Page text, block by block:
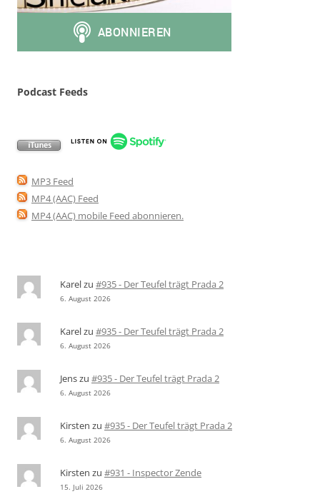
Podcast Feeds
MP3 Feed
MP4 (AAC) Feed
MP4 (AAC) mobile Feed abonnieren.
Karelzu #935 - Der Teufel trägt Prada 2
6. August 2026
Karelzu #935 - Der Teufel trägt Prada 2
6. August 2026
Jenszu #935 - Der Teufel trägt Prada 2
6. August 2026
Kirsten zu #935 - Der Teufel trägt Prada 2
6. August 2026
Kirsten zu #931 - Inspector Zende
15. Juli 2026